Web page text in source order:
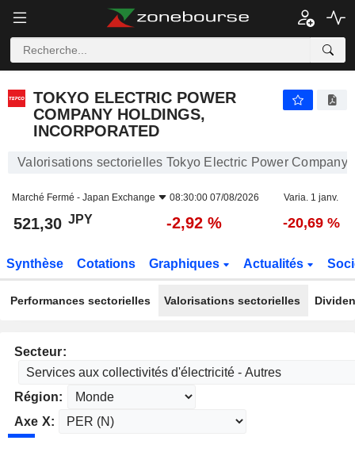
-2,92 %
TOKYO ELECTRIC POWER
COMPANY HOLDINGS,
INCORPORATED
Valorisations sectorielles Tokyo Electric Power Company
Marché Fermé - Japan Exchange 08:30:00 07/08/2026 Varia. 1 janv.
521,30 JPY -2,92 % -20,69 %
Synthèse Cotations Graphiques Actualités
Performances sectorielles Valorisations sectorielles
Secteur:
Région:
Axe X: